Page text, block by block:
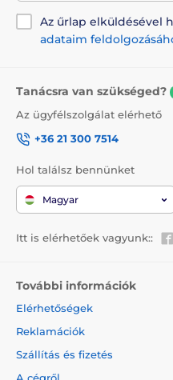
szalag nem szorul be
kutyája bármilyen irányba
a kontrollt a póráz felett.
házi kedvencét. A póráz
Az űrlap elküldésével
adataim
Tanácsra van szükséged?
Az ügyfélszolgálat elérhető
+36 21 300 7514
Hol találsz bennünket
Magyar
Itt is elérhetőek vagyunk::
További információk
Elérhetőségek
Reklamációk
Szállítás és fizetés